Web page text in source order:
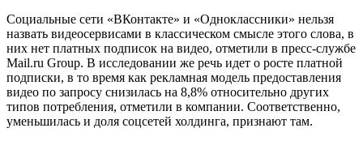
Социальные сети «ВКонтакте» и «Одноклассники» нельзя
назвать видеосервисами в классическом смысле этого слова, в
них нет платных подписок на видео, отметили в пресс-службе
Mail.ru Group. В исследовании же речь идет о росте платной
подписки, в то время как рекламная модель предоставления
видео по запросу снизилась на 8,8% относительно других
типов потребления, отметили в компании. Соответственно,
уменьшилась и доля соцсетей холдинга, признают там.